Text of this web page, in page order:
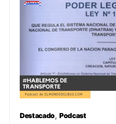
Destacado Podcast